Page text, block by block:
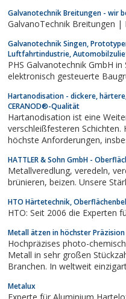
Galvanotechnik Breitungen - wir
GalvanoTechnik Breitungen |
Galvanotechnik Singen,
Luftfahrtindustrie,
PHS Galvanotechnik GmbH
elektronisch gesteuerte
Hartanodisation - dickere,
CERANOD®-Qualität
Hartanodisation ist eine
verschleißfesteren
HATTLER & Sohn GmbH -
Metallveredlung, veredeln, verchromen, verzinnen, vergolden, versilbern, vernickeln, verzinken, verkupfern,
brünieren, beizen.
HTO Härtetechnik,
HTO: Seit 2006 die Experten
Metall ätzen in höchster
Hochpräzises photo-chemisches Ätzen:
Metall in sehr großen
Branchen. In weltweit
Metalux